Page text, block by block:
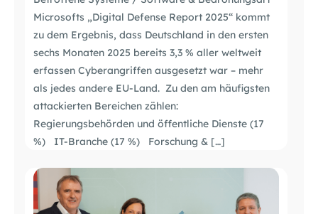
Microsofts „Digital Defense Report 2025“ kommt
zu dem Ergebnis, dass Deutschland in den ersten
sechs Monaten 2025 bereits 3,3 % aller weltweit
erfassen Cyberangriffen ausgesetzt war – mehr
als jedes andere EU-Land. Zu den am häufigsten
attackierten Bereichen zählen:
Regierungsbehörden und öffentliche Dienste (17
%) IT-Branche (17 %) Forschung & […]